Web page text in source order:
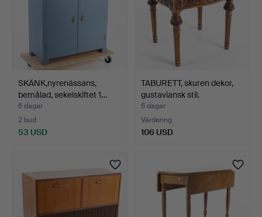
SKÄNK,nyrenässans,
bemålad, sekelskiftet 1…
6 dagar
2 bud
53 USD
TABURETT, skuren dekor,
gustaviansk stil.
6 dagar
Värdering
106 USD